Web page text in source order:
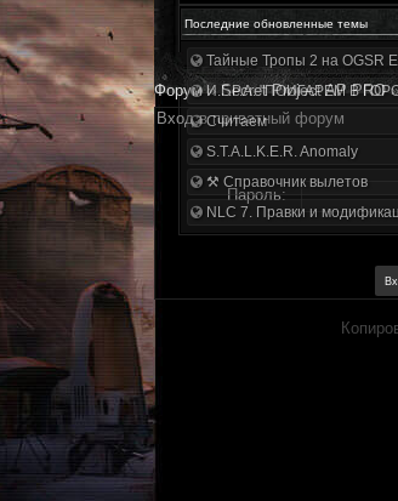
Последние обновленные темы
Тайные Тропы 2 на OGSR
И.Г.Р.А. "ПОИГАРЕМ В
Считаем
S.T.A.L.K.E.R. Anomaly
⚒ Справочник вылетов
NLC 7. Правки и
Форум » Secret Project AP PRO »
Вход в приватный форум
Пароль: